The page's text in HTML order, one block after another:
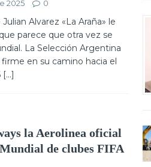
2025 0
Alvarez «La Araña» le
parece que otra vez se
La Selección Argentina
en su camino hacia el
[...]
la Aerolinea oficial
de clubes FIFA